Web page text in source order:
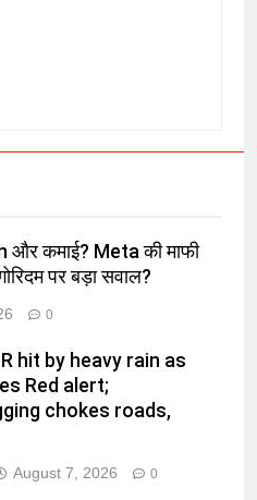
और कमाई? Meta की माफी
पर बड़ा सवाल?
0
hit by heavy rain as
Red alert;
chokes roads,
August 7, 2026 0